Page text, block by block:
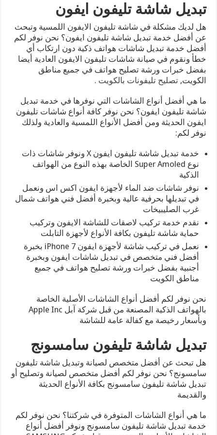
تبديل شاشة تليفون ايفون
هل لديك مشكلة في شاشة تليفون الايفون اللمسية وتبحث
عن أفضل خدمة تبديل شاشة تليفون ايفون؟ نحن نوفر لكم
أفضل خدمة تبديل شاشات هواتف ذكية دون ارتكاب أي
خطأ ونقوم في صيانة شاشات تليفون الايفون العادية أيضا
بفضل خبرات ورشة تصليح هواتف في جميع مناطق
الكويت,تصليح تليفونات بالكويت .
ما هي أفضل أنواع الشاشات التي نوفرها في خدمة تبديل
شاشة تليفون ايفون؟ نحن نوفر كافة أنواع شاشات تليفون
ايفون الحديثة ومن أفضل الأنواع اللمسية والعادية ولذلك
نوفر لكم:
خدمة تبديل شاشة تليفون ايفون X ونوفر شاشات ذات
نوع Super Amoled الخاصة بهذه النوع من الهواتف
الذكية
نوفر شاشات ضد الماء لأجهزة ايفون اكس اس ونعمل
في تبديلها بحرفية عالية وبخبرة أفضل فني هواتف شمال
غرب الصليبيخات
نقدم خدمة تركيب لاصقات للشاشة الايفون وتركيب
حماية شاشة تليفون بكافة الأنواع لأجهزة التابلت
نعمل في تركيب شاشة لأجهزة ايفون 7 iPhone بخبرة
أفضل فني متخصص في تبديل شاشات ايفون وبخبرة
أجنبية بفضل خبرات ورشة تصليح هواتف في جميع
مناطق الكويت
نحن نوفر لكم أفضل أنواع الشاشات الأصلية الخاصة
بالهواتف الذكية المصنعة من قبل شركة آبل Apple Inc
وبأسعار رخيصة مع كفالة عامة للشاشة
تبديل شاشة تليفون سامسونج
هل تبحث عن أفضل متخصص لصيانة وتبديل شاشة تليفون
سامسونج؟ نحن نوفر لكم أفضل متخصص لصيانة وتصليح أو
تبديل شاشة تليفون سامسونج بكافة الأنواع الحديثة
والقديمة
ما هي أنواع الشاشات المتوفرة في شركتنا؟ نحن نوفر لكم
خدمة تبديل شاشة تليفون سامسونج ونوفر أفضل أنواع